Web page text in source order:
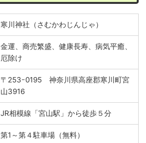
寒川神社（さむかわじんじゃ）
金運、商売繁盛、健康長寿、病気平癒、
厄除け
〒253ｰ0195 神奈川県高座郡寒川町宮
山3916
JR相模線「宮山駅」から徒歩５分
第1～第４駐車場（無料）